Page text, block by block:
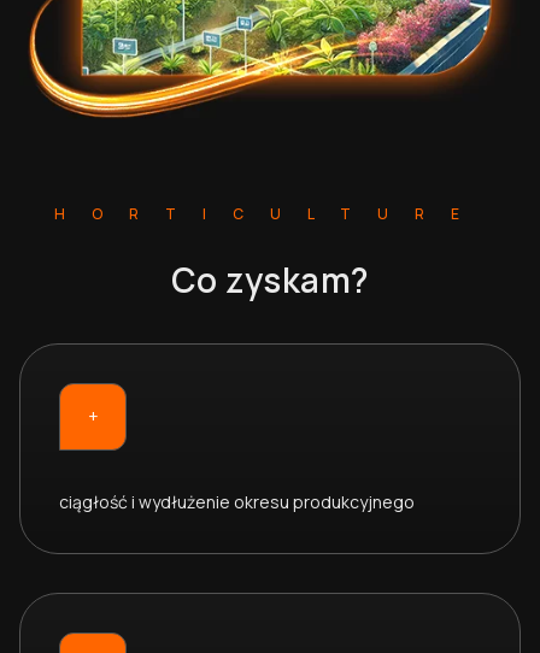
HORTICULTURE
Co zyskam?
+
ciągłość i wydłużenie okresu produkcyjnego